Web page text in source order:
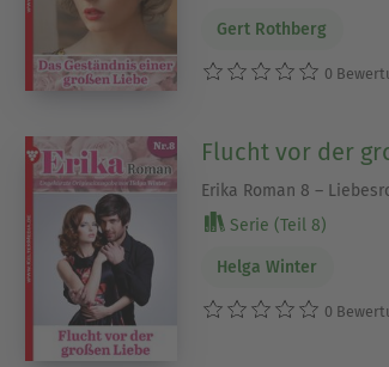
Gert Rothberg
0
Flucht vor der
Erika Roman 8 –
Serie (Teil 8)
Helga Winter
0